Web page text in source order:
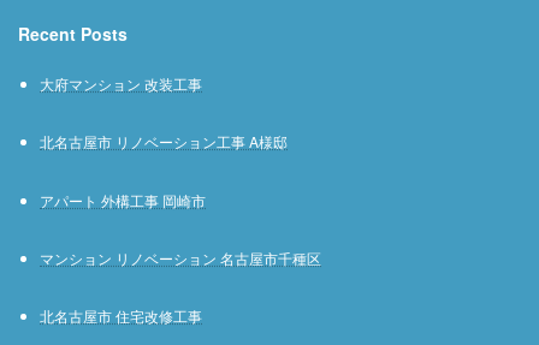
Recent Posts
大府マンション 改装工事
北名古屋市 リノベーション工事 A様邸
アパート 外構工事 岡崎市
マンション リノベーション 名古屋市千種区
北名古屋市 住宅改修工事